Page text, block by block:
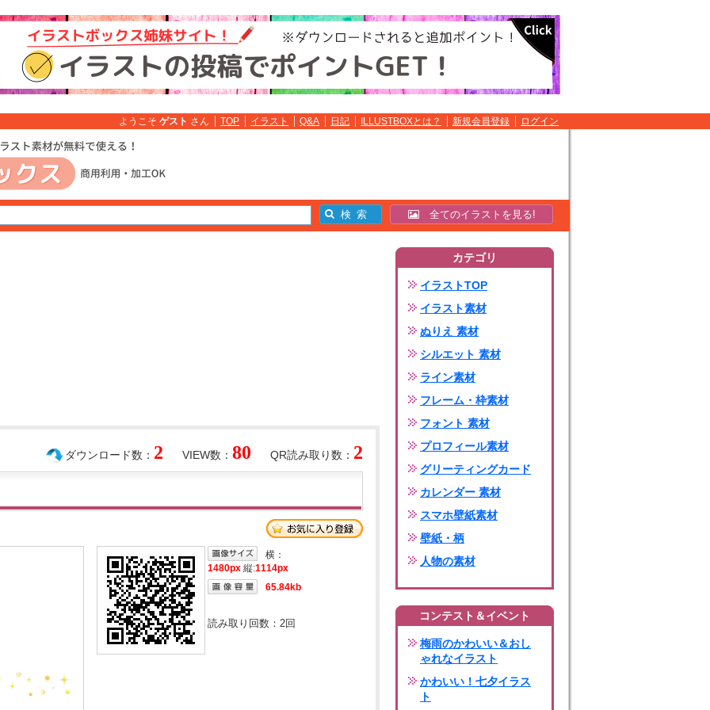
ようこそ ゲスト さん TOP イラスト Q&A 日記 ILLUSTBOXとは？ 新規会員登録 ログイン
全てのイラストを見る!
QR読み取り数： 2
VIEW数： 80
ダウンロード数： 2
横：
1480px 縦:1114px
65.84kb
読み取り回数： 2回
カテゴリ
イラストTOP
イラスト素材
ぬりえ 素材
シルエット 素材
ライン素材
フレーム・枠素材
フォント 素材
プロフィール素材
グリーティングカード
カレンダー 素材
スマホ壁紙素材
壁紙・柄
人物の素材
コンテスト＆イベント
梅雨のかわいい＆おし
ゃれなイラスト
かわいい！七夕イラス
ト